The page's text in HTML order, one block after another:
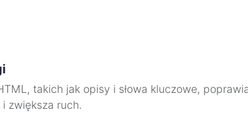
takich jak opisy i słowa kluczowe,
zwiększa ruch.